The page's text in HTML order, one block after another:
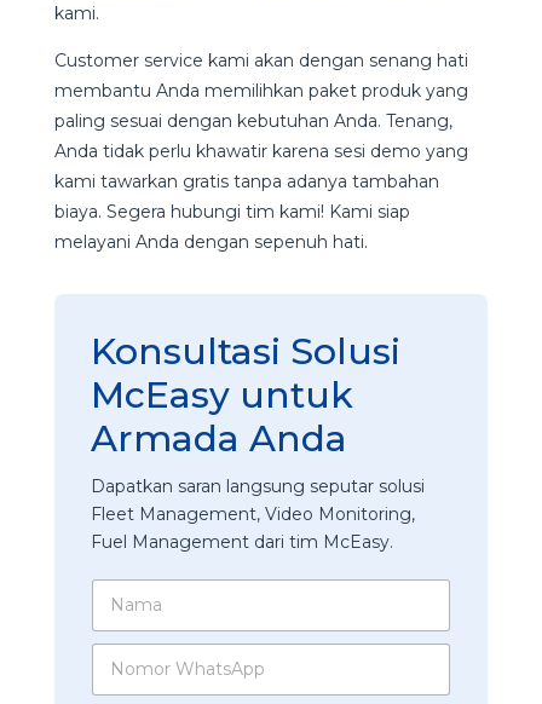
kami.
Customer service kami akan dengan senang hati
membantu Anda memilihkan paket produk yang
paling sesuai dengan kebutuhan Anda. Tenang,
Anda tidak perlu khawatir karena sesi demo yang
kami tawarkan gratis tanpa adanya tambahan
biaya. Segera hubungi tim kami! Kami siap
melayani Anda dengan sepenuh hati.
Konsultasi Solusi
McEasy untuk
Armada Anda
Dapatkan saran langsung seputar solusi
Fleet Management, Video Monitoring,
Fuel Management dari tim McEasy.
N
m
N
m